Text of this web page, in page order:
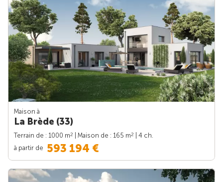
Maison à
La Brède (33)
Terrain de : 1000 m2 | Maison de : 165 m2
| 4 ch.
à partir de 593 194 €